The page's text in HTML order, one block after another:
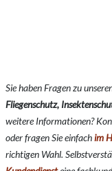
Sie haben Fragen zu
Fliegenschutz,
weitere Informationen?
oder fragen Sie einfachim
richtigen Wahl.